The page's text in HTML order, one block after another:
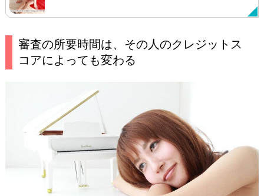
審査の所要時間は、その人のクレジットス
コアによっても変わる